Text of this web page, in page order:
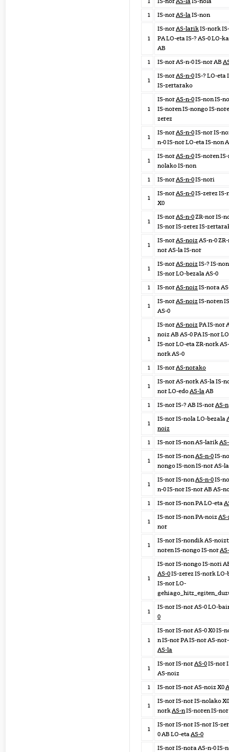
1
IS-norAS-laIS-non
1
IS-norAS-larikIS-nork
PA LO-eta IS-? AS-0 LO-
AB
1
IS-nor AS-n-0 IS-nor AB
1
IS-norAS-n-0IS-? LO-eta
IS-zertarako
1
IS-norAS-n-0IS-non IS-
IS-noren IS-nongo IS-
zerez
1
IS-norAS-n-0IS-nor IS-
n-0 IS-nor LO-eta IS-non
1
IS-norAS-n-0IS-noren
nolako IS-non
1
IS-norAS-n-0IS-nori
1
IS-norAS-n-0IS-zerez IS-
X0
1
IS-norAS-n-0ZR-nor IS-
IS-nor IS-zerez IS-
1
IS-norAS-noiz AS-n-0
nor AS-la IS-nor
1
IS-norAS-noiz IS-? IS-
IS-nor LO-bezala AS-0
1
IS-norAS-noiz IS-nora
1
IS-norAS-noiz IS-noren
AS-0
1
IS-norAS-noiz PA IS-nor
noiz AB AS-0 PA IS-nor
IS-nor LO-eta ZR-nork
nork AS-0
1
IS-norAS-norako
1
IS-nor AS-nork AS-la IS-
nor LO-edoAS-laAB
1
IS-nor IS-? AB IS-norAS-n
1
IS-nor IS-nola LO-bezala
noiz
1
IS-nor IS-non AS-larik
1
IS-nor IS-nonAS-n-0IS-
nongo IS-non IS-nor AS-
1
IS-nor IS-nonAS-n-0IS-
n-0 IS-nor IS-nor AB AS-
1
IS-nor IS-non PA LO-eta
1
IS-nor IS-non PA-noiz
nor
1
IS-nor IS-nondik AS-
noren IS-nongo IS-nor
1
IS-nor IS-nongo IS-nori
AS-0IS-zerez IS-nork
IS-nor LO-
1
IS-nor IS-nor AS-0 LO-
0
1
IS-nor IS-nor AS-0 X0 IS-
n IS-nor PA IS-nor AS-
AS-la
1
IS-nor IS-norAS-0IS-nor
AS-noiz
1
IS-nor IS-nor AS-noiz X0
1
IS-nor IS-nor IS-nolako
norkAS-nIS-noren IS-nor
1
IS-nor IS-nor IS-nor IS-
0 AB LO-etaAS-0
IS-nor IS-nora AS-n-0 IS-